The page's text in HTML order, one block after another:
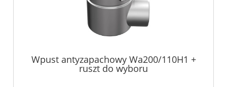
Wpust antyzapachowy Wa200/110H1 +
ruszt do wyboru